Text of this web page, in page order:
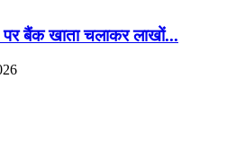
बैंक खाता चलाकर लाखों...